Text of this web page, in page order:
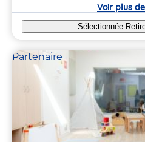
Voir plus
Sélectionnée
Partenaire